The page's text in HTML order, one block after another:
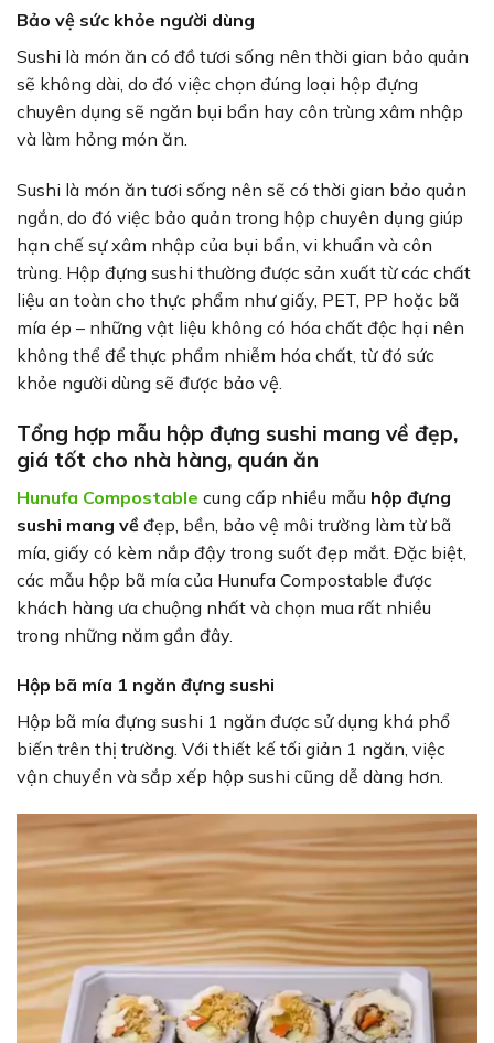
Bảo vệ sức khỏe người dùng
Sushi là món ăn có đồ tươi sống nên thời gian bảo quản
sẽ không dài, do đó việc chọn đúng loại hộp đựng
chuyên dụng sẽ ngăn bụi bẩn hay côn trùng xâm nhập
và làm hỏng món ăn.
Sushi là món ăn tươi sống nên sẽ có thời gian bảo quản
ngắn, do đó việc bảo quản trong hộp chuyên dụng giúp
hạn chế sự xâm nhập của bụi bẩn, vi khuẩn và côn
trùng. Hộp đựng sushi thường được sản xuất từ các chất
liệu an toàn cho thực phẩm như giấy, PET, PP hoặc bã
mía ép – những vật liệu không có hóa chất độc hại nên
không thể để thực phẩm nhiễm hóa chất, từ đó sức
khỏe người dùng sẽ được bảo vệ.
Tổng hợp mẫu hộp đựng sushi mang về đẹp,
giá tốt cho nhà hàng, quán ăn
Hunufa Compostable cung cấp nhiều mẫu hộp đựng
sushi mang về đẹp, bền, bảo vệ môi trường làm từ bã
mía, giấy có kèm nắp đậy trong suốt đẹp mắt. Đặc biệt,
các mẫu hộp bã mía của Hunufa Compostable được
khách hàng ưa chuộng nhất và chọn mua rất nhiều
trong những năm gần đây.
Hộp bã mía 1 ngăn đựng sushi
Hộp bã mía đựng sushi 1 ngăn được sử dụng khá phổ
biến trên thị trường. Với thiết kế tối giản 1 ngăn, việc
vận chuyển và sắp xếp hộp sushi cũng dễ dàng hơn.